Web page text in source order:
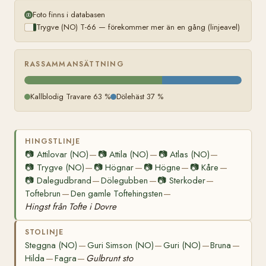
Foto finns i databasen
Trygve (NO) T-66 — förekommer mer än en gång (linjeavel)
RASSAMMANSÄTTNING
Kallblodig Travare 63 % Dölehäst 37 %
HINGSTLINJE
📷 Attilovar (NO)— 📷Attila (NO) — 📷 Atlas (NO)—
📷 Trygve (NO)— 📷Högnar— 📷 Högne— 📷 Kåre —
📷 Dalegudbrand—Dölegubben —📷 Sterkoder—
Toftebrun —Den gamle Toftehingsten—
Hingst från Tofte i Dovre
STOLINJE
Steggna (NO) —Guri Simson (NO)—Guri (NO) —Bruna —
Hilda —Fagra— Gulbrunt sto